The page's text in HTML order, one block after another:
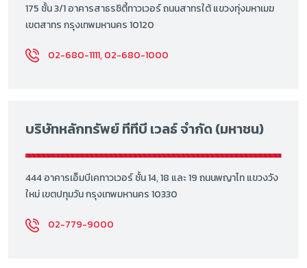
175 ชั้น 3/1 อาคารสาธรซิตี้ทาวเวอร์ ถนนสาทรใต้ แขวงทุ่งมหาเมฆ
เขตสาทร กรุงเทพมหานคร 10120
02-680-1111, 02-680-1000
บริษัทหลักทรัพย์ ทีทีบี เวลธ์ จำกัด (มหาชน)
444 อาคารเอ็มบีเคทาวเวอร์ ชั้น 14, 18 และ 19 ถนนพญาไท แขวงวัง
ใหม่ เขตปทุมวัน กรุงเทพมหานคร 10330
02-779-9000